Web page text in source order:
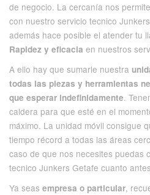
de negocio. La cercanía nos
con nuestro servicio tecnico
además hace posible el atender tu
Rapidez y eficacia en nuestros
A ello hay que sumarle nuestra
todas las piezas y herramientas
que esperar indefinidamente.
caldera para que esté en el
máximo. La unidad móvil consigue
tiempo récord a todas las áreas
caso de que nos necesites puedas
tecnico Junkers Getafe cuanto
Ya seas empresa o particular,